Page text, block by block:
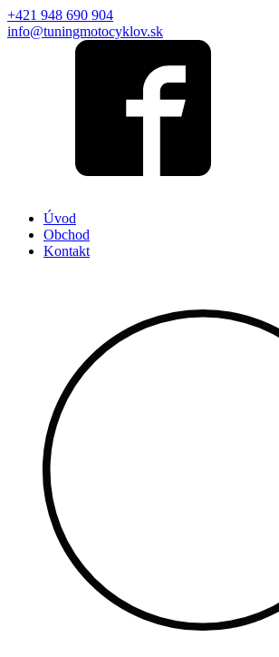
+421 948 690 904
info@tuningmotocyklov.sk
Úvod
Obchod
Kontakt